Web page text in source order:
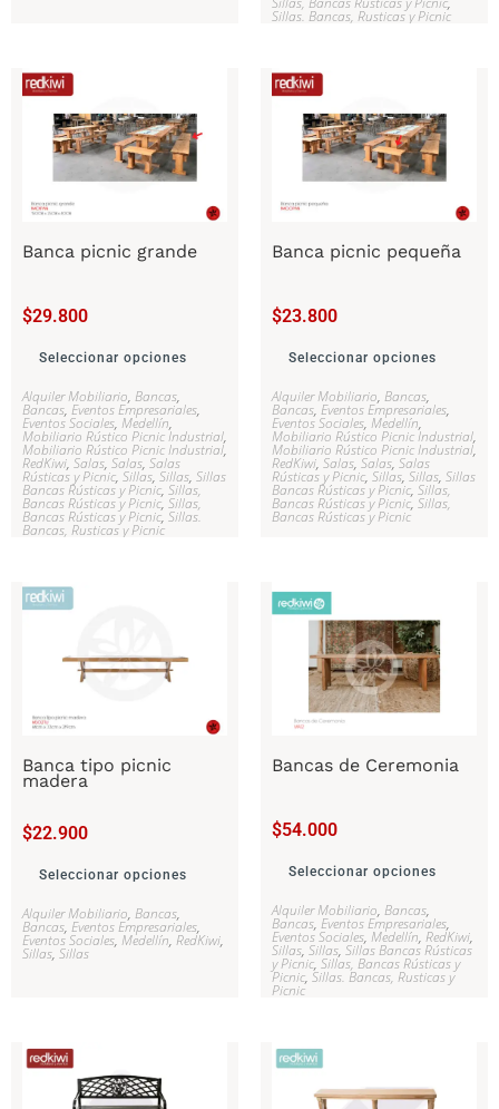
Sillas. Bancas, Rusticas y Picnic
Banca picnic grande
$29.800
Seleccionar opciones
Alquiler Mobiliario, Bancas,
Bancas, Eventos Empresariales,
Eventos Sociales, Medellín,
Mobiliario Rústico Picnic Industrial,
Mobiliario Rústico Picnic Industrial,
RedKiwi, Salas, Salas, Salas
Rústicas y Picnic, Sillas, Sillas, Sillas
Bancas Rústicas y Picnic, Sillas,
Bancas Rústicas y Picnic, Sillas,
Bancas Rústicas y Picnic, Sillas.
Bancas, Rusticas y Picnic
Banca picnic pequeña
$23.800
Seleccionar opciones
Alquiler Mobiliario, Bancas,
Bancas, Eventos Empresariales,
Eventos Sociales, Medellín,
Mobiliario Rústico Picnic Industrial,
Mobiliario Rústico Picnic Industrial,
RedKiwi, Salas, Salas, Salas
Rústicas y Picnic, Sillas, Sillas, Sillas
Bancas Rústicas y Picnic, Sillas,
Bancas Rústicas y Picnic, Sillas,
Bancas Rústicas y Picnic
Banca tipo picnic
madera
$22.900
Seleccionar opciones
Alquiler Mobiliario, Bancas,
Bancas, Eventos Empresariales,
Eventos Sociales, Medellín, RedKiwi,
Sillas, Sillas
Bancas de Ceremonia
$54.000
Seleccionar opciones
Alquiler Mobiliario, Bancas,
Bancas, Eventos Empresariales,
Eventos Sociales, Medellín, RedKiwi,
Sillas, Sillas, Sillas Bancas Rústicas
y Picnic, Sillas, Bancas Rústicas y
Picnic, Sillas. Bancas, Rusticas y
Picnic